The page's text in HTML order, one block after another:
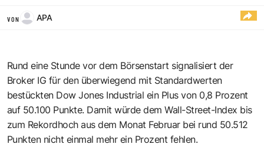
VON APA
Rund eine Stunde vor dem Börsenstart signalisiert der
Broker IG für den überwiegend mit Standardwerten
bestückten Dow Jones Industrial ein Plus von 0,8 Prozent
auf 50.100 Punkte. Damit würde dem Wall-Street-Index bis
zum Rekordhoch aus dem Monat Februar bei rund 50.512
Punkten nicht einmal mehr ein Prozent fehlen.